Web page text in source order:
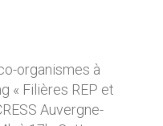
organismes à
« Filières REP et
Auvergne-